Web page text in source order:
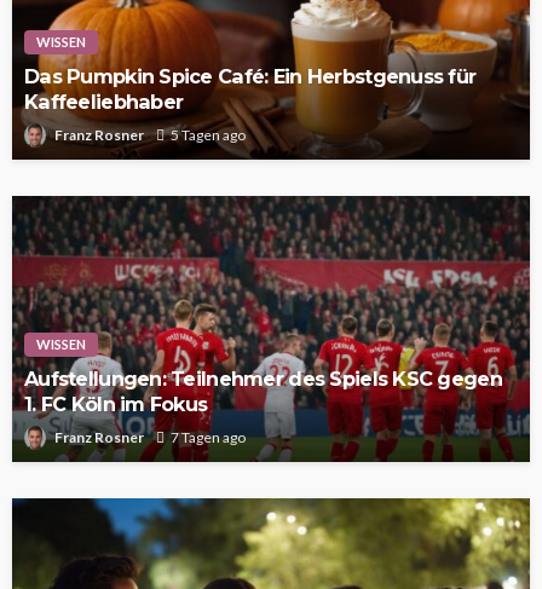
WISSEN
Das Pumpkin Spice Café: Ein Herbstgenuss für
Kaffeeliebhaber
Franz Rosner 5 Tagen ago
WISSEN
Aufstellungen: Teilnehmer des Spiels KSC gegen
1. FC Köln im Fokus
Franz Rosner 7 Tagen ago